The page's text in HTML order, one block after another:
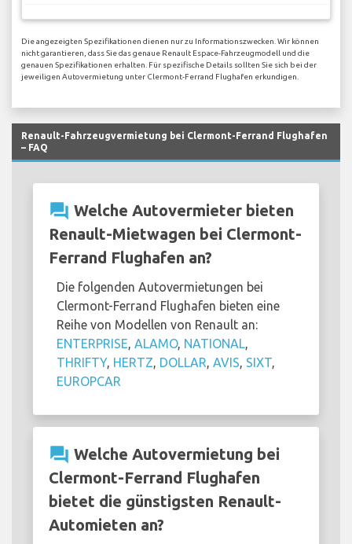
Die angezeigten Spezifikationen dienen nur zu Informationszwecken. Wir können
nicht garantieren, dass Sie das genaue Renault Espace-Fahrzeugmodell und die
genauen Spezifikationen erhalten. Für spezifische Details sollten Sie sich bei der
jeweiligen Autovermietung unter Clermont-Ferrand Flughafen erkundigen.
Renault-Fahrzeugvermietung bei Clermont-Ferrand Flughafen
– FAQ
question_answer Welche Autovermieter bieten
Renault-Mietwagen bei Clermont-
Ferrand Flughafen an?
Die folgenden Autovermietungen bei
Clermont-Ferrand Flughafen bieten eine
Reihe von Modellen von Renault an:
ENTERPRISE ALAMO, NATIONAL
THRIFTY, HERTZ DOLLAR AVIS SIXT
EUROPCAR
question_answer Welche Autovermietung bei
Clermont-Ferrand Flughafen
bietet die günstigsten Renault-
Automieten an?